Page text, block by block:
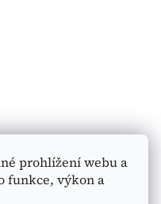
prohlížení webu a
funkce, výkon a